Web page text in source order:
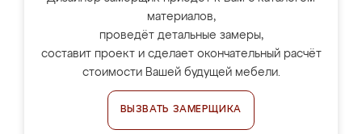
материалов,
проведёт детальные замеры,
составит проект и сделает окончательный расчёт
стоимости Вашей будущей мебели.
ВЫЗВАТЬ ЗАМЕРЩИКА